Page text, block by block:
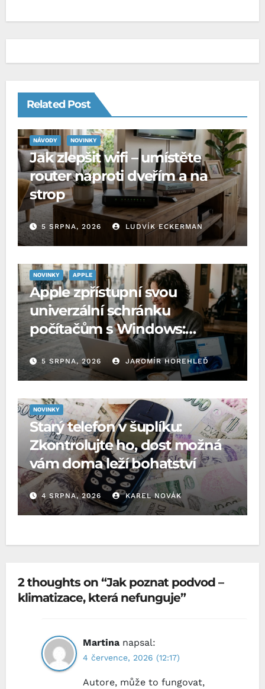
Related Post
NÁVODY NOVINKY
Jak zlepšit wifi – umístěte
router naproti dveřím a na
strop
5 SRPNA, 2026 LUDVÍK ECKERMAN
NOVINKY APPLE
Apple zpřístupní svou
univerzální schránku
počítačům s Windows:
Microsoft o to požádal EU
5 SRPNA, 2026 JAROMÍR HOREHLEĎ
NOVINKY
Starý telefon v šuplíku:
Zkontrolujte ho, dost možná
vám doma leží bohatství
4 SRPNA, 2026 KAREL NOVÁK
2 thoughts on “Jak poznat podvod –
klimatizace, která nefunguje”
Martina napsal:
4 července, 2026 (12:17)
Autore, může to fungovat,